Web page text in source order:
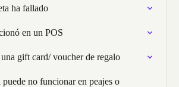
ha fallado
en un POS
gift card/ voucher de regalo
no funcionar en peajes o